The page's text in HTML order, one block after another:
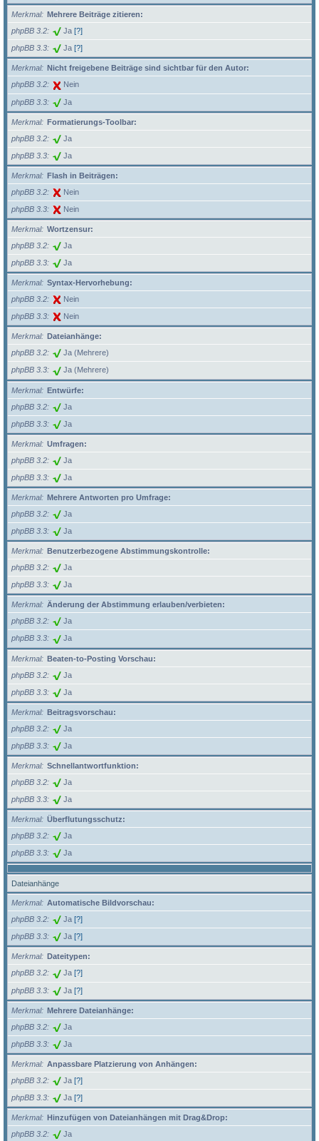
Merkmal
Mehrere Beiträge zitieren:
phpBB 3.2
Ja [?]
phpBB 3.3 Ja [?]
Merkmal
Nicht freigebene Beiträge sind sichtbar für den Autor:
phpBB 3.2
Nein
phpBB 3.3 Ja
Merkmal
Formatierungs-Toolbar:
phpBB 3.2
Ja
phpBB 3.3 Ja
Merkmal
Flash in Beiträgen:
phpBB 3.2
Nein
phpBB 3.3 Nein
Merkmal
Wortzensur:
phpBB 3.2
Ja
phpBB 3.3 Ja
Merkmal
Syntax-Hervorhebung:
phpBB 3.2
Nein
phpBB 3.3 Nein
Merkmal
Dateianhänge:
phpBB 3.2
Ja (Mehrere)
phpBB 3.3 Ja (Mehrere)
Merkmal
Entwürfe:
phpBB 3.2
Ja
phpBB 3.3 Ja
Merkmal
Umfragen:
phpBB 3.2
Ja
phpBB 3.3 Ja
Merkmal
Mehrere Antworten pro Umfrage:
phpBB 3.2
Ja
phpBB 3.3 Ja
Merkmal
Benutzerbezogene Abstimmungskontrolle:
phpBB 3.2
Ja
phpBB 3.3 Ja
Merkmal
Änderung der Abstimmung erlauben/verbieten:
phpBB 3.2
Ja
phpBB 3.3 Ja
Merkmal
Beaten-to-Posting Vorschau:
phpBB 3.2
Ja
phpBB 3.3 Ja
Merkmal
Beitragsvorschau:
phpBB 3.2
Ja
phpBB 3.3 Ja
Merkmal
Schnellantwortfunktion:
phpBB 3.2
Ja
phpBB 3.3 Ja
Merkmal
Überflutungsschutz:
phpBB 3.2
Ja
phpBB 3.3 Ja
Dateianhänge
Merkmal
Automatische Bildvorschau:
phpBB 3.2
Ja [?]
phpBB 3.3 Ja [?]
Merkmal
Dateitypen:
phpBB 3.2
Ja [?]
phpBB 3.3 Ja [?]
Merkmal
Mehrere Dateianhänge:
phpBB 3.2
Ja
phpBB 3.3 Ja
Merkmal
Anpassbare Platzierung von Anhängen:
phpBB 3.2
Ja [?]
phpBB 3.3 Ja [?]
Merkmal
Hinzufügen von Dateianhängen mit Drag&Drop:
phpBB 3.2
Ja